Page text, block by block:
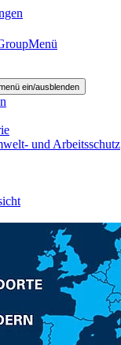
Menü
ein/ausblenden
und Arbeitsschutz